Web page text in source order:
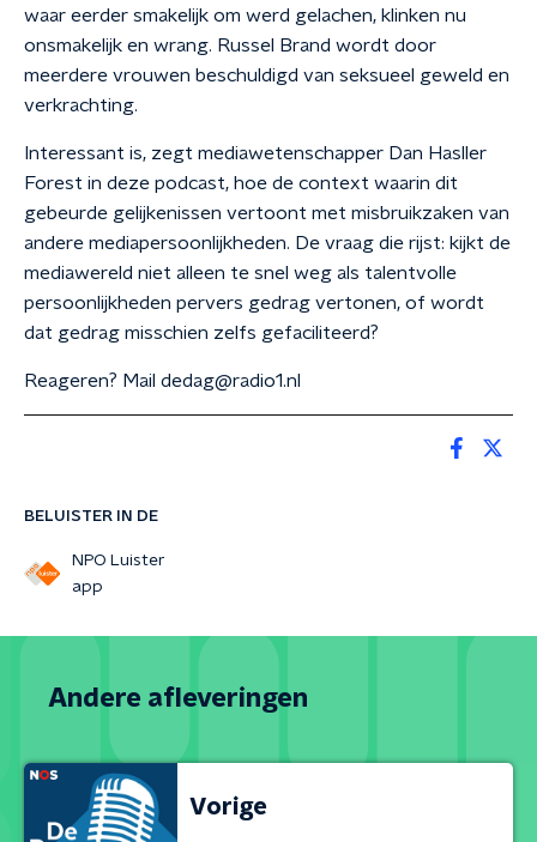
BELUISTER IN DE
NPO Luister
app
waar eerder smakelijk om werd gelachen, klinken nu
onsmakelijk en wrang. Russel Brand wordt door
meerdere vrouwen beschuldigd van seksueel geweld en
verkrachting.
Interessant is, zegt mediawetenschapper Dan Hasller
Forest in deze podcast, hoe de context waarin dit
gebeurde gelijkenissen vertoont met misbruikzaken van
andere mediapersoonlijkheden. De vraag die rijst: kijkt de
mediawereld niet alleen te snel weg als talentvolle
persoonlijkheden pervers gedrag vertonen, of wordt
dat gedrag misschien zelfs gefaciliteerd?
Reageren? Mail dedag@radio1.nl
Andere afleveringen
Vorige